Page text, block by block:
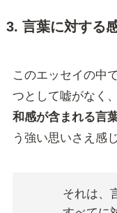
3. 言葉に対する
このエッセイの中
つとして嘘がなく
和感が含まれる言
う強い思いさえ感
それは、